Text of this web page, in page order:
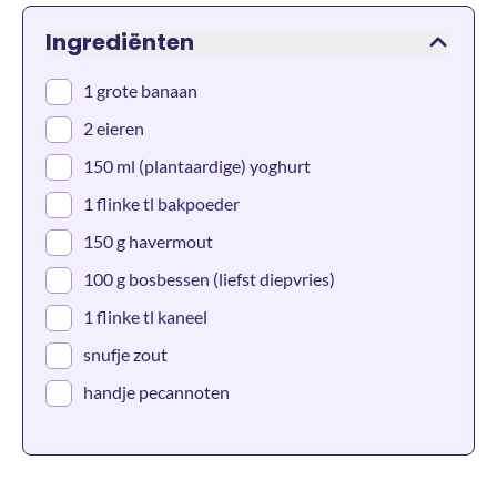
Ingrediënten
1 grote banaan
2 eieren
150 ml (plantaardige) yoghurt
1 flinke tl bakpoeder
150 g havermout
100 g bosbessen (liefst diepvries)
1 flinke tl kaneel
snufje zout
handje pecannoten